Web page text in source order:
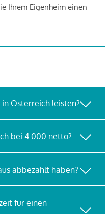
Ihrem Eigenheim einen
Österreich leisten?
bei 4.000 netto?
abbezahlt haben?
für einen